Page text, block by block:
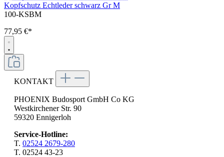
Kopfschutz Echtleder schwarz Gr M
100-KSBM
77,95 €*
KONTAKT
PHOENIX Budosport GmbH Co KG
Westkirchener Str. 90
59320 Ennigerloh
Service-Hotline:
T. 02524 2679-280
T. 02524 43-23